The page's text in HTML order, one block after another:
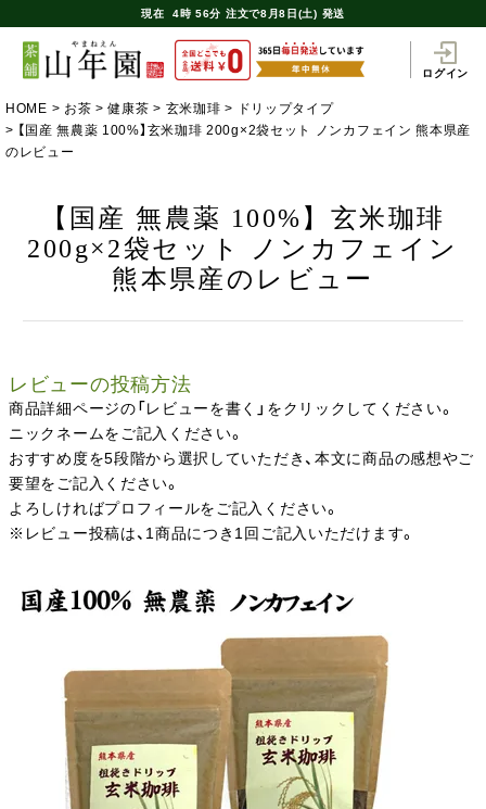
現在 4時 56分 注文で8月8日(土) 発送
ログイン
HOME お茶 健康茶 玄米珈琲
ドリップタイプ
【国産 無農薬 100%】玄米珈琲 200g×2袋セット ノンカフェイン 熊本県産
のレビュー
【国産 無農薬 100%】玄米珈琲
200g×2袋セット ノンカフェイン
熊本県産のレビュー
レビューの投稿方法
商品詳細ページの「レビューを書く」をクリックしてください。
ニックネームをご記入ください。
おすすめ度を5段階から選択していただき、本文に商品の感想やご
要望をご記入ください。
よろしければプロフィールをご記入ください。
※レビュー投稿は、1商品につき1回ご記入いただけます。